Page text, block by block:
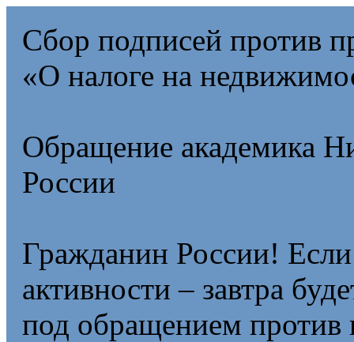
Сбор подписей против
«О налоге на
Обращение академика
России
Гражданин России!
активности – завтра
под обращением против